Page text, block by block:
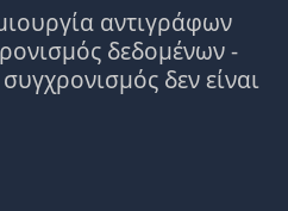
αντιγράφων
δεδομένων -
δεν είναι